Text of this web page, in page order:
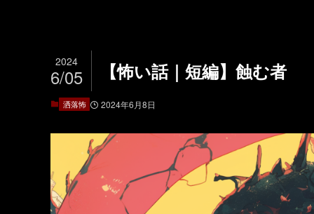
【怖い話｜短編】蝕む者
2024
6/05
洒落怖 2024年6月8日